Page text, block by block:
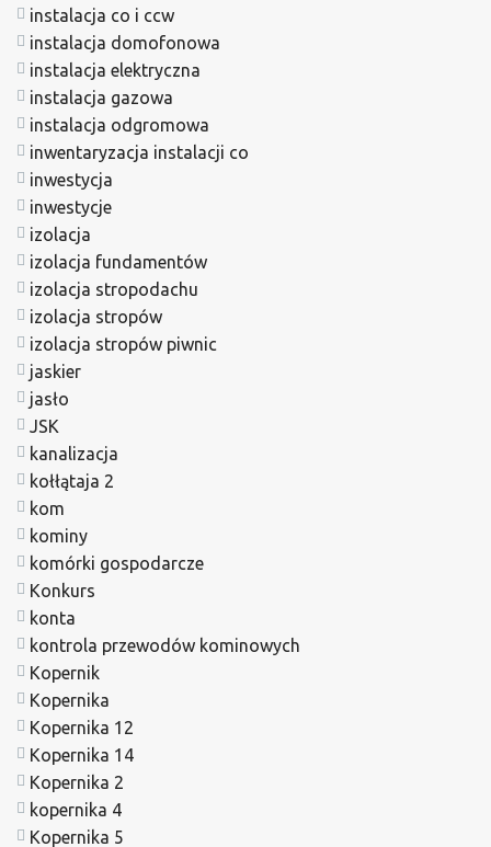
instalacja co i ccw
instalacja domofonowa
instalacja elektryczna
instalacja gazowa
instalacja odgromowa
inwentaryzacja instalacji co
inwestycja
inwestycje
izolacja
izolacja fundamentów
izolacja stropodachu
izolacja stropów
izolacja stropów piwnic
jaskier
jasło
JSK
kanalizacja
kołłątaja 2
kom
kominy
komórki gospodarcze
Konkurs
konta
kontrola przewodów kominowych
Kopernik
Kopernika
Kopernika 12
Kopernika 14
Kopernika 2
kopernika 4
Kopernika 5